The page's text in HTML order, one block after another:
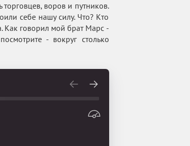
воров и путников.
себе нашу силу. Что? Кто
Как говорил мой брат Марс -
- вокруг столько